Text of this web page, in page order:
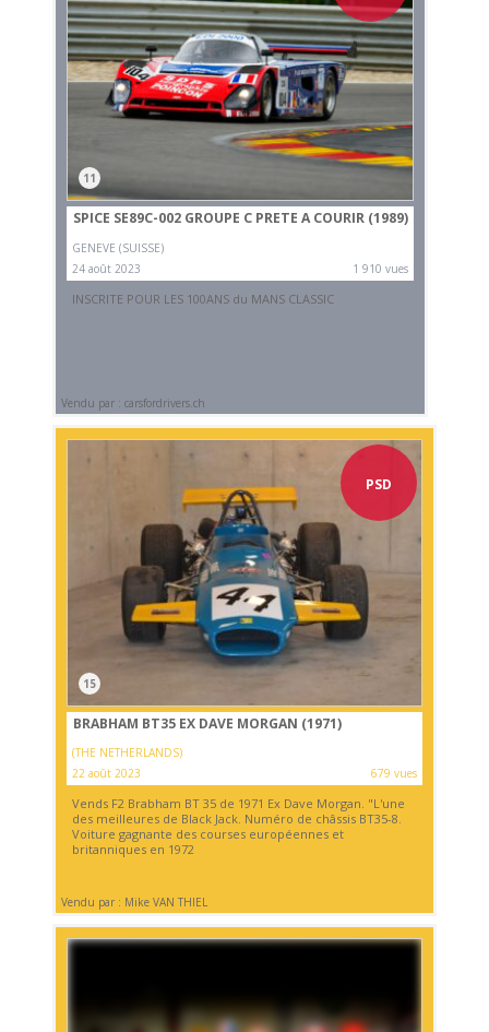
11
SPICE SE89C-002 GROUPE C PRETE A COURIR (1989)
GENEVE (SUISSE)
24 août 2023
1 910 vues
INSCRITE POUR LES 100ANS du MANS CLASSIC
Vendu par : carsfordrivers.ch
PSD
15
BRABHAM BT35 EX DAVE MORGAN (1971)
(THE NETHERLANDS)
22 août 2023
679 vues
Vends F2 Brabham BT 35 de 1971 Ex Dave Morgan. "L'une
des meilleures de Black Jack. Numéro de châssis BT35-8.
Voiture gagnante des courses européennes et
britanniques en 1972
Vendu par : Mike VAN THIEL